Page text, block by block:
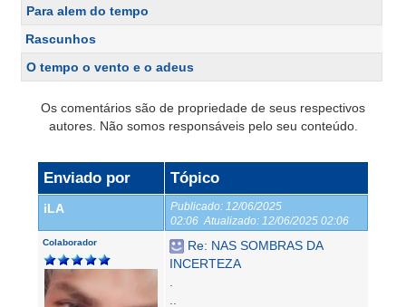
Para alem do tempo
Rascunhos
O tempo o vento e o adeus
Os comentários são de propriedade de seus respectivos
autores. Não somos responsáveis pelo seu conteúdo.
Enviado por Tópico
iLA Publicado: 12/06/2025
02:06 Atualizado: 12/06/2025 02:06
Colaborador
Re: NAS SOMBRAS DA
INCERTEZA